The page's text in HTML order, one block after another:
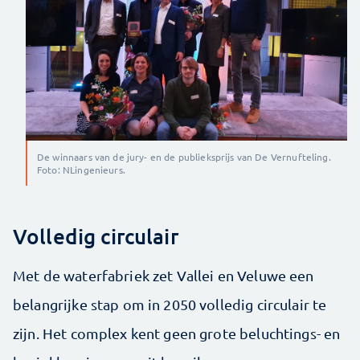
De winnaars van de jury- en de publieksprijs van De Vernufteling.
Foto: NLingenieurs.
Volledig circulair
Met de waterfabriek zet Vallei en Veluwe een
belangrijke stap om in 2050 volledig circulair te
zijn. Het complex kent geen grote beluchtings- en